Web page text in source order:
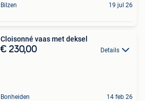
Bilzen 19 jul 26
Cloisonné vaas met deksel
€ 230,00 Details
Bonheiden 14 feb 26